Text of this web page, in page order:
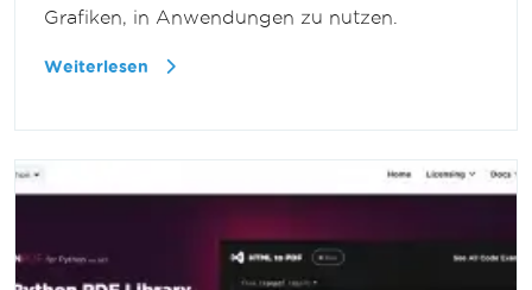
Grafiken, in Anwendungen zu nutzen.
Weiterlesen